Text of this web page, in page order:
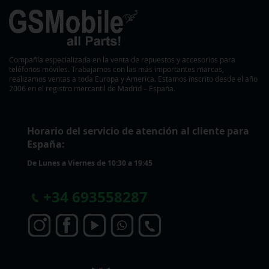
Compañía especializada en la venta de repuestos y accesorios para
teléfonos móviles. Trabajamos con las más importantes marcas,
realizamos ventas a toda Europa y America. Estamos inscrito desde el año
2006 en el registro mercantil de Madrid – España.
Horario del servicio de atención al cliente para
España:
De Lunes a Viernes de 10:30 a 19:45
+34 693558287